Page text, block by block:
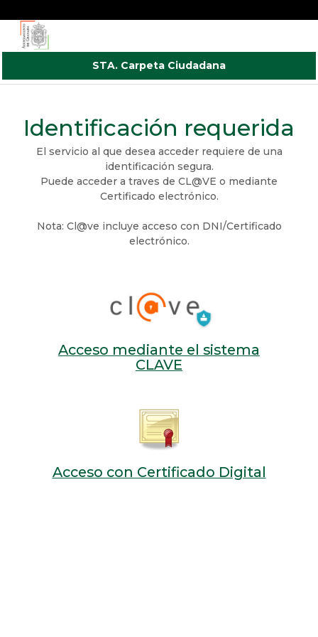
STA. Carpeta Ciudadana
Autenticación del Usuario
Identificación requerida
El servicio al que desea acceder requiere de una
identificación segura.
Puede acceder a traves de CL@VE o mediante
Certificado electrónico.
Nota: Cl@ve incluye acceso con DNI/Certificado
electrónico.
Acceso mediante el sistema
CLAVE
Acceso con Certificado Digital